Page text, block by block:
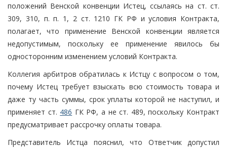
положений Венской конвенции Истец, ссылаясь на ст. ст.
309, 310, п. п. 1, 2 ст. 1210 ГК РФ и условия Контракта,
полагает, что применение Венской конвенции является
недопустимым, поскольку ее применение явилось бы
односторонним изменением условий Контракта.
Коллегия арбитров обратилась к Истцу с вопросом о том,
почему Истец требует взыскать всю стоимость товара и
даже ту часть суммы, срок уплаты которой не наступил, и
применяет ст. 486 ГК РФ, а не ст. 489, поскольку Контракт
предусматривает рассрочку оплаты товара.
Представитель Истца пояснил, что Ответчик допустил